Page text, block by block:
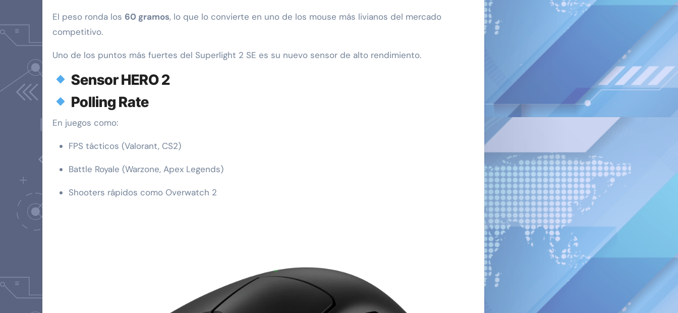
El peso ronda los 60 gramos, lo que lo convierte en uno de los mouse más livianos del mercado
competitivo.
Uno de los puntos más fuertes del Superlight 2 SE es su nuevo sensor de alto rendimiento.
Sensor HERO 2
Polling Rate
En juegos como:
FPS tácticos (Valorant, CS2)
Battle Royale (Warzone, Apex Legends)
Shooters rápidos como Overwatch 2